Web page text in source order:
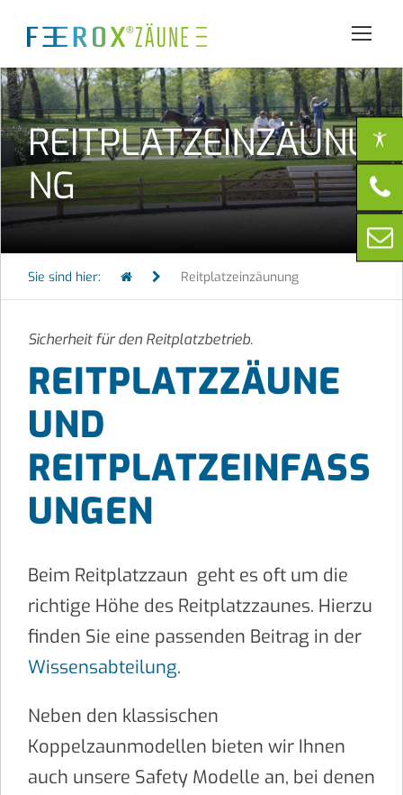
REITPLATZEINZÄUNU
NG
Sie sind hier: Reitplatzeinzäunung
Sicherheit für den Reitplatzbetrieb.
REITPLATZZÄUNE
UND
REITPLATZEINFASS
UNGEN
Beim Reitplatzzaun geht es oft um die
richtige Höhe des Reitplatzzaunes. Hierzu
finden Sie eine passenden Beitrag in der
Wissensabteilung.
Neben den klassischen
Koppelzaunmodellen bieten wir Ihnen
auch unsere Safety Modelle an, bei denen